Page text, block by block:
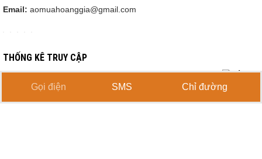
Email: aomuahoanggia@gmail.com
THỐNG KÊ TRUY CẬP
Truy cập ngày: 53
Gọi điện SMS Chỉ đường